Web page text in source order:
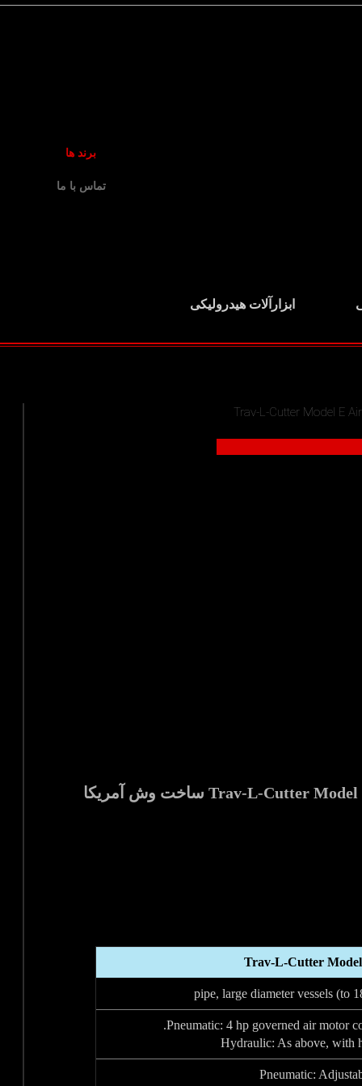
ابزارآلات هیدرولیکی
برند ها
تماس با ما
Trav-L-Cutter
Pneumatic: 4 hp governed air motor
Hydraulic: As above, with
Pneumatic: